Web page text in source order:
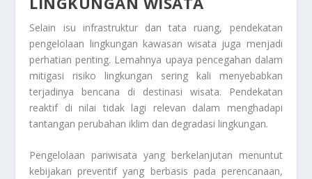
Selain isu infrastruktur dan tata ruang, pendekatan
pengelolaan lingkungan kawasan wisata juga menjadi
perhatian penting. Lemahnya upaya pencegahan dalam
mitigasi risiko lingkungan sering kali menyebabkan
terjadinya bencana di destinasi wisata. Pendekatan
reaktif di nilai tidak lagi relevan dalam menghadapi
tantangan perubahan iklim dan degradasi lingkungan.
Pengelolaan pariwisata yang berkelanjutan menuntut
kebijakan preventif yang berbasis pada perencanaan,